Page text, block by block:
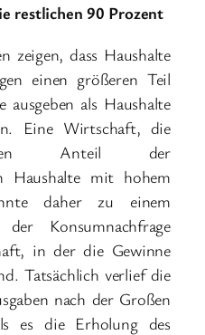
restlichen 90 Prozent
zeigen, dass Haushalte
einen größeren Teil
ausgeben als Haushalte
Eine Wirtschaft, die
Anteil der
Haushalte mit hohem
daher zu einem
Konsumnachfrage
in der die Gewinne
Tatsächlich verlief die
nach der Großen
es die Erholung des